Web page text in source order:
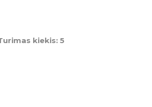
kiekis: 5